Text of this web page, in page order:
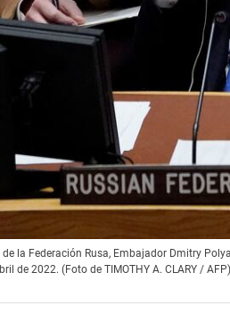
la Federación Rusa, Embajador Dmitry
de 2022. (Foto de TIMOTHY A. CLARY / AFP)